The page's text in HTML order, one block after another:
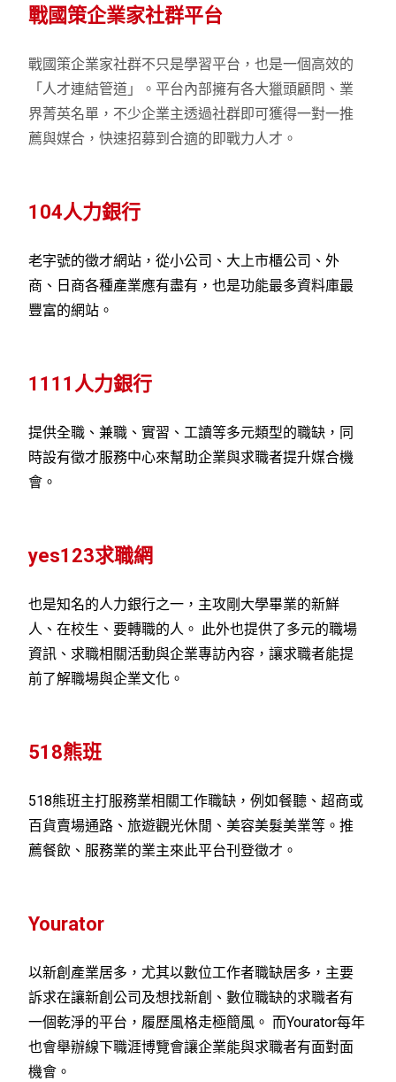
戰國策企業家社群平台
戰國策企業家社群不只是學習平台，也是一個高效的
「人才連結管道」。平台內部擁有各大獵頭顧問、業
界菁英名單，不少企業主透過社群即可獲得一對一推
薦與媒合，快速招募到合適的即戰力人才。
104人力銀行
老字號的徵才網站，從小公司、大上市櫃公司、外
商、日商各種產業應有盡有，也是功能最多資料庫最
豐富的網站。
1111人力銀行
提供全職、兼職、實習、工讀等多元類型的職缺，同
時設有徵才服務中心來幫助企業與求職者提升媒合機
會。
yes123求職網
也是知名的人力銀行之一，主攻剛大學畢業的新鮮
人、在校生、要轉職的人。 此外也提供了多元的職場
資訊、求職相關活動與企業專訪內容，讓求職者能提
前了解職場與企業文化。
518熊班
518熊班主打服務業相關工作職缺，例如餐聽、超商或
百貨賣場通路、旅遊觀光休閒、美容美髮美業等。推
薦餐飲、服務業的業主來此平台刊登徵才。
Yourator
以新創產業居多，尤其以數位工作者職缺居多，主要
訴求在讓新創公司及想找新創、數位職缺的求職者有
一個乾淨的平台，履歷風格走極簡風。 而Yourator每年
也會舉辦線下職涯博覽會讓企業能與求職者有面對面
機會。